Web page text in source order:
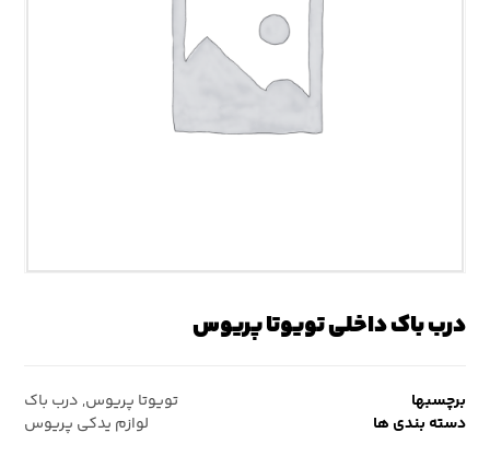
درب باک داخلی تویوتا پریوس
برچسبها تویوتا پریوس, درب باک
دسته بندی ها
لوازم یدکی پریوس